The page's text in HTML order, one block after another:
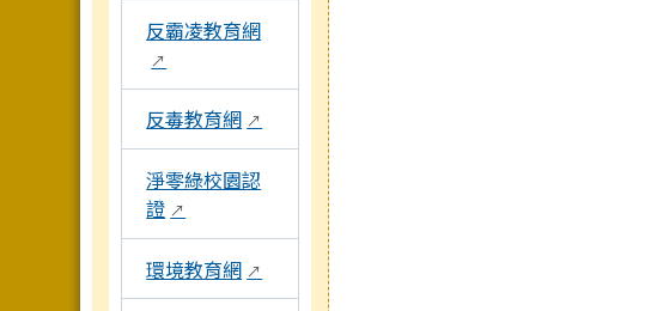
反霸凌教育網
↗
反毒教育網 ↗
淨零綠校園認
證 ↗
環境教育網 ↗